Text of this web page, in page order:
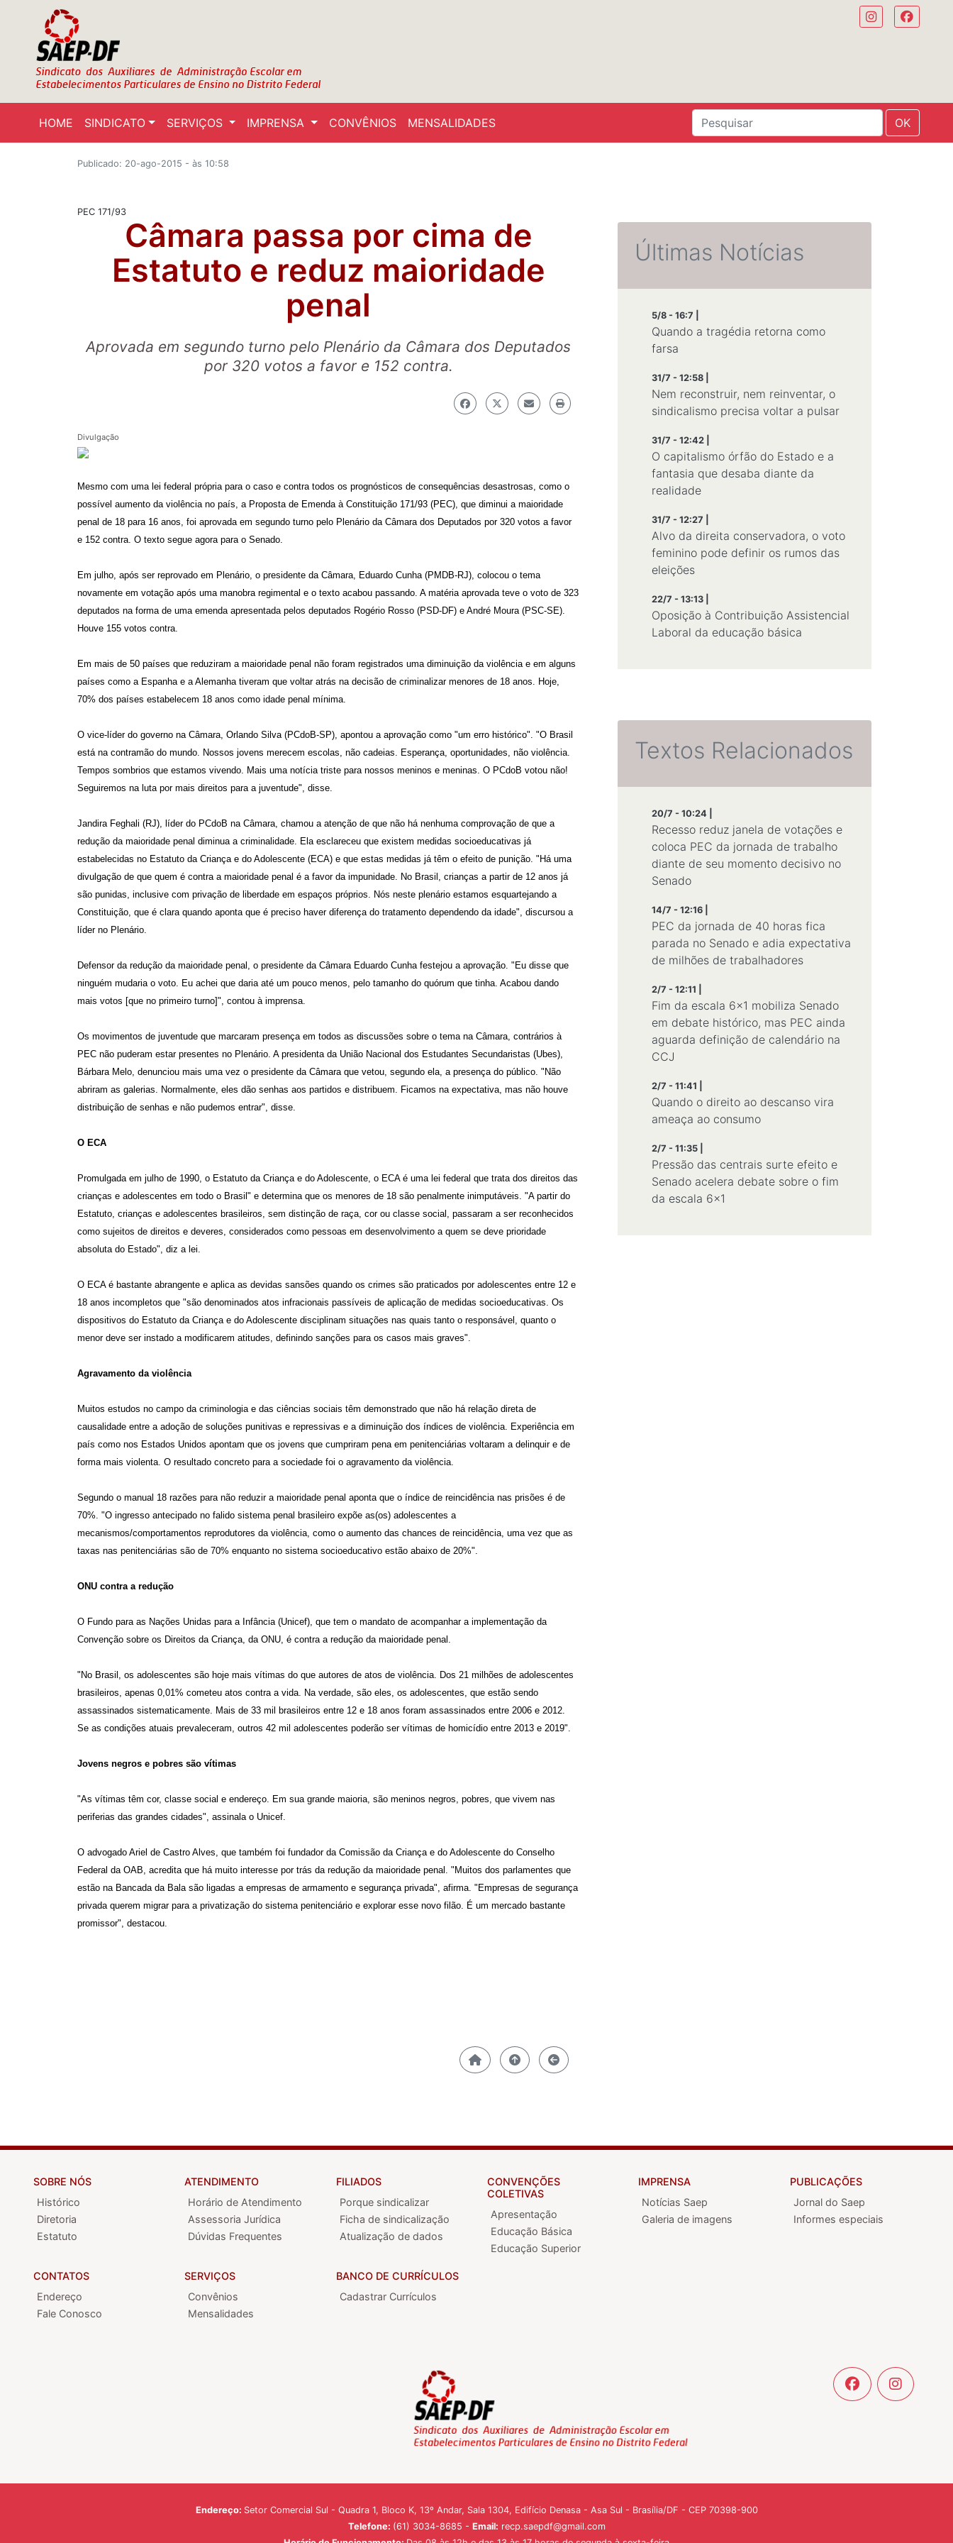
HOME SINDICATO SERVIÇOS IMPRENSA CONVÊNIOS MENSALIDADES OK
Publicado: 20-ago-2015 - às 10:58
PEC 171/93
Câmara passa por cima de
Estatuto e reduz maioridade
penal
Aprovada em segundo turno pelo Plenário da Câmara dos Deputados
por 320 votos a favor e 152 contra.
Divulgação
Mesmo com uma lei federal própria para o caso e contra todos os prognósticos de consequências desastrosas, como o
possível aumento da violência no país, a Proposta de Emenda à Constituição 171/93 (PEC), que diminui a maioridade
penal de 18 para 16 anos, foi aprovada em segundo turno pelo Plenário da Câmara dos Deputados por 320 votos a favor
e 152 contra. O texto segue agora para o Senado.
Em julho, após ser reprovado em Plenário, o presidente da Câmara, Eduardo Cunha (PMDB-RJ), colocou o tema
novamente em votação após uma manobra regimental e o texto acabou passando. A matéria aprovada teve o voto de 323
deputados na forma de uma emenda apresentada pelos deputados Rogério Rosso (PSD-DF) e André Moura (PSC-SE).
Houve 155 votos contra.
Em mais de 50 países que reduziram a maioridade penal não foram registrados uma diminuição da violência e em alguns
países como a Espanha e a Alemanha tiveram que voltar atrás na decisão de criminalizar menores de 18 anos. Hoje,
70% dos países estabelecem 18 anos como idade penal mínima.
O vice-líder do governo na Câmara, Orlando Silva (PCdoB-SP), apontou a aprovação como "um erro histórico". "O Brasil
está na contramão do mundo. Nossos jovens merecem escolas, não cadeias. Esperança, oportunidades, não violência.
Tempos sombrios que estamos vivendo. Mais uma notícia triste para nossos meninos e meninas. O PCdoB votou não!
Seguiremos na luta por mais direitos para a juventude", disse.
Jandira Feghali (RJ), líder do PCdoB na Câmara, chamou a atenção de que não há nenhuma comprovação de que a
redução da maioridade penal diminua a criminalidade. Ela esclareceu que existem medidas socioeducativas já
estabelecidas no Estatuto da Criança e do Adolescente (ECA) e que estas medidas já têm o efeito de punição. "Há uma
divulgação de que quem é contra a maioridade penal é a favor da impunidade. No Brasil, crianças a partir de 12 anos já
são punidas, inclusive com privação de liberdade em espaços próprios. Nós neste plenário estamos esquartejando a
Constituição, que é clara quando aponta que é preciso haver diferença do tratamento dependendo da idade", discursou a
líder no Plenário.
Defensor da redução da maioridade penal, o presidente da Câmara Eduardo Cunha festejou a aprovação. "Eu disse que
ninguém mudaria o voto. Eu achei que daria até um pouco menos, pelo tamanho do quórum que tinha. Acabou dando
mais votos [que no primeiro turno]", contou à imprensa.
Os movimentos de juventude que marcaram presença em todos as discussões sobre o tema na Câmara, contrários à
PEC não puderam estar presentes no Plenário. A presidenta da União Nacional dos Estudantes Secundaristas (Ubes),
Bárbara Melo, denunciou mais uma vez o presidente da Câmara que vetou, segundo ela, a presença do público. "Não
abriram as galerias. Normalmente, eles dão senhas aos partidos e distribuem. Ficamos na expectativa, mas não houve
distribuição de senhas e não pudemos entrar", disse.
O ECA
Promulgada em julho de 1990, o Estatuto da Criança e do Adolescente, o ECA é uma lei federal que trata dos direitos das
crianças e adolescentes em todo o Brasil" e determina que os menores de 18 são penalmente inimputáveis. "A partir do
Estatuto, crianças e adolescentes brasileiros, sem distinção de raça, cor ou classe social, passaram a ser reconhecidos
como sujeitos de direitos e deveres, considerados como pessoas em desenvolvimento a quem se deve prioridade
absoluta do Estado", diz a lei.
O ECA é bastante abrangente e aplica as devidas sansões quando os crimes são praticados por adolescentes entre 12 e
18 anos incompletos que "são denominados atos infracionais passíveis de aplicação de medidas socioeducativas. Os
dispositivos do Estatuto da Criança e do Adolescente disciplinam situações nas quais tanto o responsável, quanto o
menor deve ser instado a modificarem atitudes, definindo sanções para os casos mais graves".
Agravamento da violência
Muitos estudos no campo da criminologia e das ciências sociais têm demonstrado que não há relação direta de
causalidade entre a adoção de soluções punitivas e repressivas e a diminuição dos índices de violência. Experiência em
país como nos Estados Unidos apontam que os jovens que cumpriram pena em penitenciárias voltaram a delinquir e de
forma mais violenta. O resultado concreto para a sociedade foi o agravamento da violência.
Segundo o manual 18 razões para não reduzir a maioridade penal aponta que o índice de reincidência nas prisões é de
70%. "O ingresso antecipado no falido sistema penal brasileiro expõe as(os) adolescentes a
mecanismos/comportamentos reprodutores da violência, como o aumento das chances de reincidência, uma vez que as
taxas nas penitenciárias são de 70% enquanto no sistema socioeducativo estão abaixo de 20%".
ONU contra a redução
O Fundo para as Nações Unidas para a Infância (Unicef), que tem o mandato de acompanhar a implementação da
Convenção sobre os Direitos da Criança, da ONU, é contra a redução da maioridade penal.
"No Brasil, os adolescentes são hoje mais vítimas do que autores de atos de violência. Dos 21 milhões de adolescentes
brasileiros, apenas 0,01% cometeu atos contra a vida. Na verdade, são eles, os adolescentes, que estão sendo
assassinados sistematicamente. Mais de 33 mil brasileiros entre 12 e 18 anos foram assassinados entre 2006 e 2012.
Se as condições atuais prevaleceram, outros 42 mil adolescentes poderão ser vítimas de homicídio entre 2013 e 2019".
Jovens negros e pobres são vítimas
"As vítimas têm cor, classe social e endereço. Em sua grande maioria, são meninos negros, pobres, que vivem nas
periferias das grandes cidades", assinala o Unicef.
O advogado Ariel de Castro Alves, que também foi fundador da Comissão da Criança e do Adolescente do Conselho
Federal da OAB, acredita que há muito interesse por trás da redução da maioridade penal. "Muitos dos parlamentes que
estão na Bancada da Bala são ligadas a empresas de armamento e segurança privada", afirma. "Empresas de segurança
privada querem migrar para a privatização do sistema penitenciário e explorar esse novo filão. É um mercado bastante
promissor", destacou.
Últimas Notícias
5/8 - 16:7 |
Quando a tragédia retorna como
farsa
31/7 - 12:58 |
Nem reconstruir, nem reinventar, o
sindicalismo precisa voltar a pulsar
31/7 - 12:42 |
O capitalismo órfão do Estado e a
fantasia que desaba diante da
realidade
31/7 - 12:27 |
Alvo da direita conservadora, o voto
feminino pode definir os rumos das
eleições
22/7 - 13:13 |
Oposição à Contribuição Assistencial
Laboral da educação básica
Textos Relacionados
20/7 - 10:24 |
Recesso reduz janela de votações e
coloca PEC da jornada de trabalho
diante de seu momento decisivo no
Senado
14/7 - 12:16 |
PEC da jornada de 40 horas fica
parada no Senado e adia expectativa
de milhões de trabalhadores
2/7 - 12:11 |
Fim da escala 6x1 mobiliza Senado
em debate histórico, mas PEC ainda
aguarda definição de calendário na
CCJ
2/7 - 11:41 |
Quando o direito ao descanso vira
ameaça ao consumo
2/7 - 11:35 |
Pressão das centrais surte efeito e
Senado acelera debate sobre o fim
da escala 6×1
SOBRE NÓS
Histórico
Diretoria
Estatuto
CONTATOS
Endereço
Fale Conosco
ATENDIMENTO
Horário de Atendimento
Assessoria Jurídica
Dúvidas Frequentes
SERVIÇOS
Convênios
Mensalidades
FILIADOS
Porque sindicalizar
Ficha de sindicalização
Atualização de dados
BANCO DE CURRÍCULOS
Cadastrar Currículos
CONVENÇÕES
COLETIVAS
Apresentação
Educação Básica
Educação Superior
IMPRENSA
Notícias Saep
Galeria de imagens
PUBLICAÇÕES
Jornal do Saep
Informes especiais
Endereço: Setor Comercial Sul - Quadra 1, Bloco K, 13º Andar, Sala 1304, Edifício Denasa - Asa Sul - Brasília/DF - CEP 70398-900
Telefone: (61) 3034-8685 - Email: recp.saepdf@gmail.com